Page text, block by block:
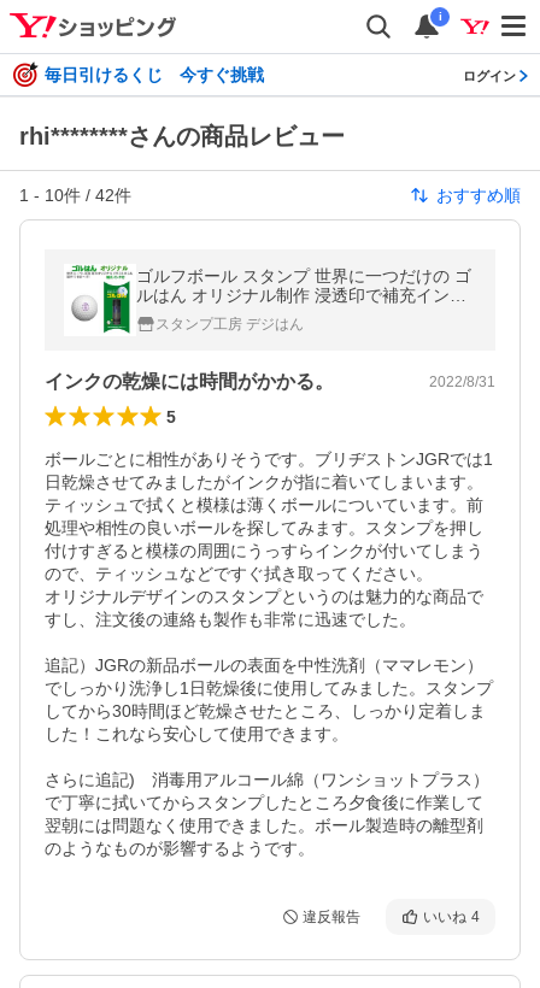
i
毎日引けるくじ 今すぐ挑戦 ログイン
rhi********さんの商品レビュー
1 - 10件 / 42件 おすすめ順
ゴルフボール スタンプ 世界に一つだけの ゴ
ルはん オリジナル制作 浸透印で補充インク
付 メール便では送料は無料です
スタンプ工房 デジはん
インクの乾燥には時間がかかる。 2022/8/31
5
ボールごとに相性がありそうです。ブリヂストンJGRでは1
日乾燥させてみましたがインクが指に着いてしまいます。
ティッシュで拭くと模様は薄くボールについています。前
処理や相性の良いボールを探してみます。スタンプを押し
付けすぎると模様の周囲にうっすらインクが付いてしまう
ので、ティッシュなどですぐ拭き取ってください。
オリジナルデザインのスタンプというのは魅力的な商品で
すし、注文後の連絡も製作も非常に迅速でした。
追記）JGRの新品ボールの表面を中性洗剤（ママレモン）
でしっかり洗浄し1日乾燥後に使用してみました。スタンプ
してから30時間ほど乾燥させたところ、しっかり定着しま
した！これなら安心して使用できます。
さらに追記)　消毒用アルコール綿（ワンショットプラス）
で丁寧に拭いてからスタンプしたところ夕食後に作業して
翌朝には問題なく使用できました。ボール製造時の離型剤
のようなものが影響するようです。
違反報告 いいね 4